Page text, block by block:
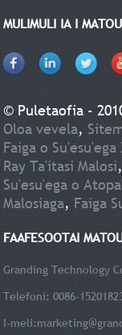
MULIMULI IA I MATOU
© Puletaofia -
Oloa vevela,
Faiga o
Ray Ta'itasi Malosi,
Su'esu'ega o
Malosiaga, Faiga
FAAFESOOTAI
Granding Technology
Telefoni: 0086-
I-meli: